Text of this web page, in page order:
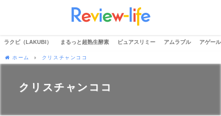
ラクビ（LAKUBI） まるっと超熟生酵素 ピュアスリミー アムラブル アゲー
ホーム クリスチャンココ
クリスチャンココ